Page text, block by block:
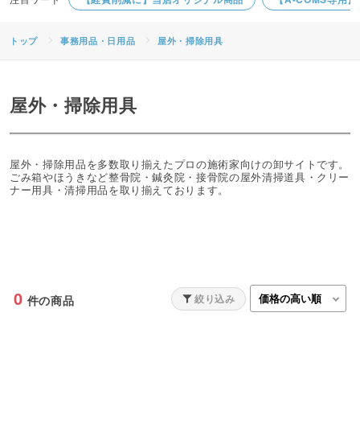
トップ 事務用品・日用品 屋外・掃除用具
屋外・掃除用具
屋外・掃除用品を多数取り揃えたプロの施術家向けの卸サイトです。
ごみ箱やほうきなど整骨院・鍼灸院・接骨院の屋外清掃道具・クリー
ナー用具・清掃用品を取り揃えております。
0 件の商品 絞り込み